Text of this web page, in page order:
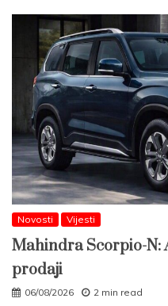
Novosti Vijesti
Mahindra Scorpio-N:
prodaji
06/08/2026 2 min read